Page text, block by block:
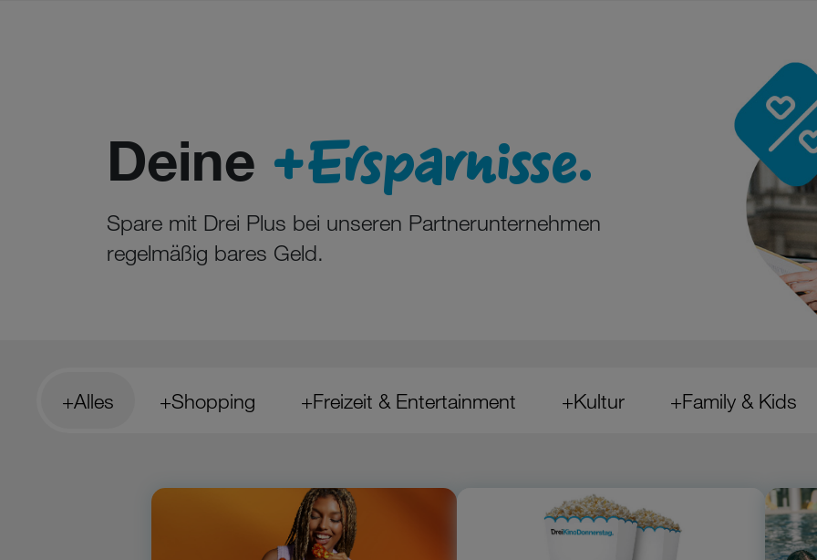
Deine +Ersparnisse.
Spare mit Drei Plus bei unseren Partnerunternehmen
regelmäßig bares Geld.
+Alles +Shopping +Freizeit & Entertainment +Kultur +Family & Kids
Zum KinoDonnerstag Zu